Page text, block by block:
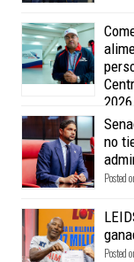
2026
Posted on 07 Aug 2026 -
no
Posted
Posted